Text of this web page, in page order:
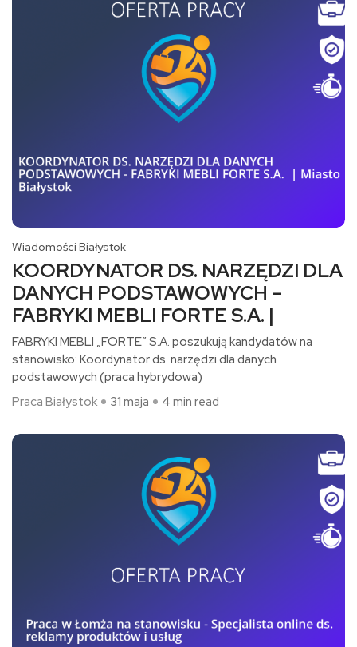
Wiadomości Białystok
KOORDYNATOR DS. NARZĘDZI DLA
DANYCH PODSTAWOWYCH –
FABRYKI MEBLI FORTE S.A. |
FABRYKI MEBLI „FORTE” S.A. poszukują kandydatów na
stanowisko: Koordynator ds. narzędzi dla danych
podstawowych (praca hybrydowa)​
Praca Białystok
31 maja 4 min read